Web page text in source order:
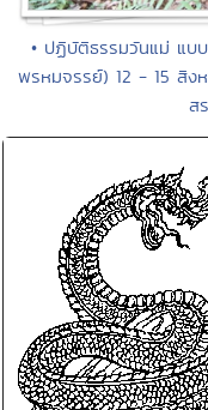
• ปฏิบัติธรรมวันแม่ แบบ
พรหมจรรย์) 12 - 15 สิ
ส